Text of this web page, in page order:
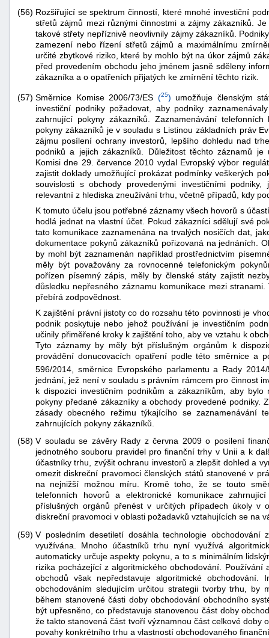
(56) Rozšiřující se spektrum činností, které mnohé investiční
střetů zájmů mezi různými činnostmi a zájmy zákazníků.
takové střety nepříznivě neovlivnily zájmy zákazníků.
zamezení nebo řízení střetů zájmů a maximálnímu
určité zbytkové riziko, které by mohlo být na úkor zájmů
před provedením obchodu jeho jménem jasně sděleny
zákazníka a o opatřeních přijatých ke zmírnění těchto rizik.
(57) Směrnice Komise 2006/73/ES (25) umožňuje členským
investiční podniky požadovat, aby podniky
zahrnující pokyny zákazníků. Zaznamenávání
pokyny zákazníků je v souladu s Listinou základních práv
zájmu posílení ochrany investorů, lepšího dohledu nad
podniků a jejich zákazníků. Důležitost těchto záznamů
Komisi dne 29. července 2010 vydal Evropský výbor
zajistit doklady umožňující prokázat podmínky veškerých
souvislosti s obchody provedenými investičními
relevantní z hlediska zneužívání trhu, včetně případů, kdy
K tomuto účelu jsou potřebné záznamy všech hovorů s
hodlá jednat na vlastní účet. Pokud zákazníci sdělují své
tato komunikace zaznamenána na trvalých nosičích dat,
dokumentace pokynů zákazníků pořizovaná na jednáních.
by mohl být zaznamenán například prostřednictvím
měly být považovány za rovnocenné telefonickým
pořízen písemný zápis, měly by členské státy zajistit
důsledku nepřesného záznamu komunikace mezi
přebírá zodpovědnost.
K zajištění právní jistoty co do rozsahu této povinnosti je
podnik poskytuje nebo jehož používání je investičním
učinily přiměřené kroky k zajištění toho, aby ve vztahu k
Tyto záznamy by měly být příslušným orgánům k
provádění donucovacích opatření podle této směrnice a
596/2014, směrnice Evropského parlamentu a Rady 2014/
jednání, jež není v souladu s právním rámcem pro činnost
k dispozici investičním podnikům a zákazníkům, aby
pokyny předané zákazníky a obchody provedené podniky.
zásady obecného režimu týkajícího se zaznamenávání
zahrnujících pokyny zákazníků.
(58) V souladu se závěry Rady z června 2009 o posílení
jednotného souboru pravidel pro finanční trhy v Unii a k
účastníky trhu, zvýšit ochranu investorů a zlepšit dohled a
omezit diskreční pravomoci členských států stanovené v
na nejnižší možnou míru. Kromě toho, že se touto
telefonních hovorů a elektronické komunikace
příslušných orgánů přenést v určitých případech úkoly
diskreční pravomoci v oblasti požadavků vztahujících se na
(59) V posledním desetiletí dosáhla technologie
využívána. Mnoho účastníků trhu nyní využívá
automaticky určuje aspekty pokynu, a to s minimálním
rizika pocházející z algoritmického obchodování.
obchodů však nepředstavuje algoritmické obchodování.
obchodováním sledujícím určitou strategii tvorby trhu, by
během stanovené části doby obchodování obchodního
být upřesněno, co představuje stanovenou část doby
že takto stanovená část tvoří významnou část celkové doby
povahy konkrétního trhu a vlastností obchodovaného